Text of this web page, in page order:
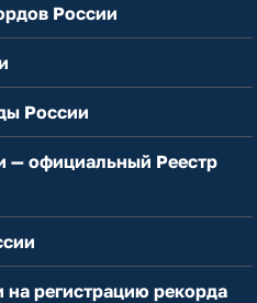
России
России
— официальный Реестр
на регистрацию рекорда